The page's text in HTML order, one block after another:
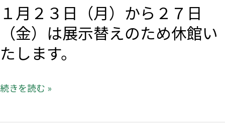
１月２３日（月）から２７日
（金）は展示替えのため休館い
たします。
続きを読む »